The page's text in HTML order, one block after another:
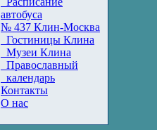
автобуса
№ 437 Клин-Москва
Гостиницы Клина
Музеи Клина
Православный
календарь
Контакты
О нас